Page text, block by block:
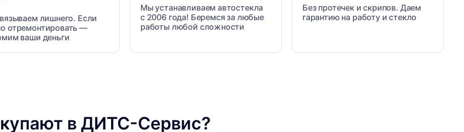
лишнего. Если
отремонтировать —
ваши деньги
Мы устанавливаем автостекла
с 2006 года! Беремся за любые
работы любой сложности
Без протечек и скрипов. Даем
гарантию на работу и стекло
в ДИТС-Сервис?